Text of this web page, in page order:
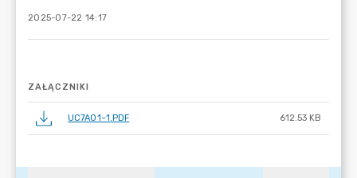
2025-07-22 14:17
ZAŁĄCZNIKI
UC7A01~1.PDF 612.53 KB